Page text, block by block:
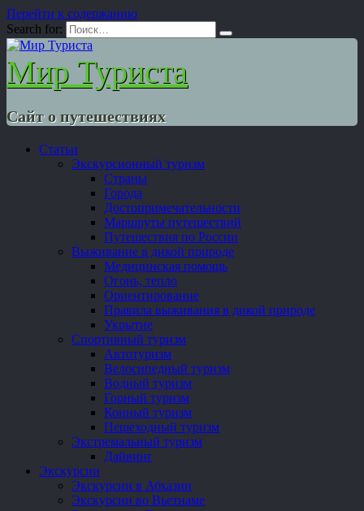
Перейти к содержанию
Search for:
Мир Туриста
Сайт о путешествиях
Статьи
Экскурсионный туризм
Страны
Города
Достопримечательности
Маршруты путешествий
Путешествия по России
Выживание в дикой природе
Медицинская помощь
Огонь, тепло
Ориентирование
Правила выживания в дикой природе
Укрытие
Спортивный туризм
Автотуризм
Велосипедный туризм
Водный туризм
Горный туризм
Конный туризм
Пешеходный туризм
Экстремальный туризм
Дайвинг
Экскурсии
Экскурсии в Абхазии
Экскурсии во Вьетнаме